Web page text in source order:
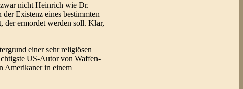
nicht Heinrich wie Dr.
Existenz eines bestimmten
der ermordet werden soll. Klar,
einer sehr religiösen
US-Autor von Waffen-
Amerikaner in einem